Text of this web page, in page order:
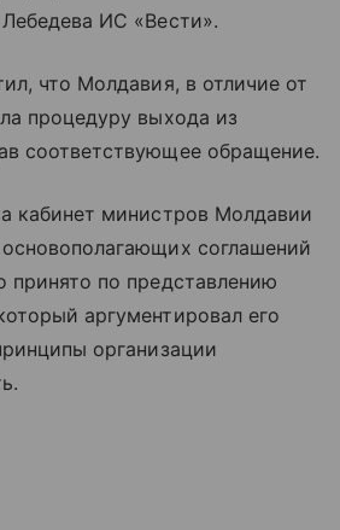
ИС «Вести».
что Молдавия, в отличие от
процедуру выхода из
соответствующее обращение.
кабинет министров Молдавии
соглашений
по представлению
аргументировал его
организации